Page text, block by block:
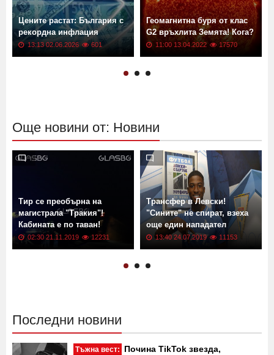
Цените растат: България с
рекордна инфлация
13:13 02.06.2026 601
Геомагнитна буря от клас
G2 връхлита Земята! Кога?
11:00 13.04.2022 17570
Още новини от: Новини
Тир се преобърна на
магистрала "Тракия"!
Кабината е по таван!
02:30 21.11.2019 12231
Трансфер в Левски!
"Сините" не спират, взеха
още един нападател
13:40 24.07.2019 11153
Последни новини
Тъжна вест:
Почина TikTok звезда,